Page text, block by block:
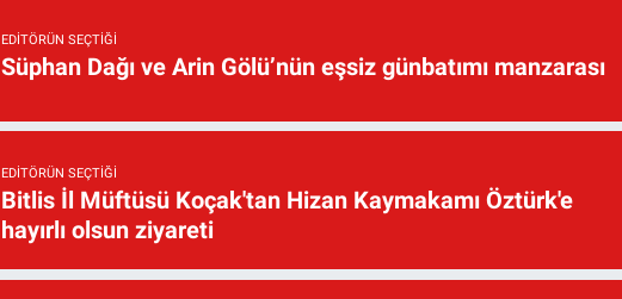
EDITÖRÜN SEÇTIĞI
Süphan Dağı ve Arin Gölü’nün eşsiz günbatımı manzarası
EDITÖRÜN SEÇTIĞI
Bitlis İl Müftüsü Koçak'tan Hizan Kaymakamı Öztürk'e
hayırlı olsun ziyareti